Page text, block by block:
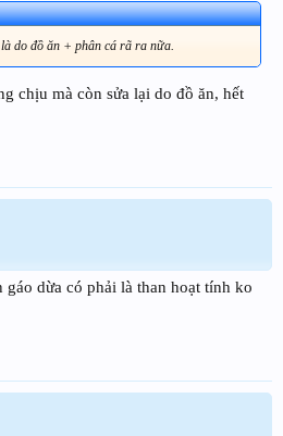
do đồ ăn + phân cá rã ra nữa.
chịu mà còn sửa lại do đồ ăn, hết
dừa có phải là than hoạt tính ko